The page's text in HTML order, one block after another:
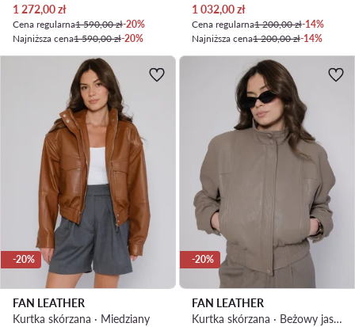
Aktualna cena
1 272,00zł
Cena regularna1 590,00 zł-20%
Najniższa cena1 590,00 zł-20%
Aktualna cena
1 032,00zł
Cena regularna1 200,00 zł-14%
Najniższa cena1 200,00 zł-14%
-20%
FAN LEATHER
Kurtka skórzana · Miedziany
-20%
FAN LEATHER
Kurtka skórzana · Beżowy jasny